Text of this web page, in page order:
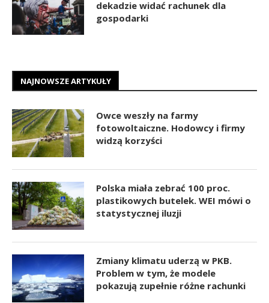
dekadzie widać rachunek dla
gospodarki
NAJNOWSZE ARTYKUŁY
Owce weszły na farmy
fotowoltaiczne. Hodowcy i firmy
widzą korzyści
Polska miała zebrać 100 proc.
plastikowych butelek. WEI mówi o
statystycznej iluzji
Zmiany klimatu uderzą w PKB.
Problem w tym, że modele
pokazują zupełnie różne rachunki